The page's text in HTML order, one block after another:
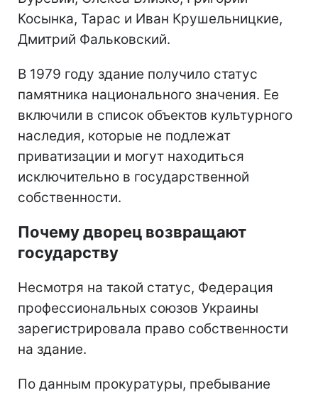
Косынка, Тарас и Иван Крушельницкие,
Дмитрий Фальковский.
В 1979 году здание получило статус
памятника национального значения. Ее
включили в список объектов культурного
наследия, которые не подлежат
приватизации и могут находиться
исключительно в государственной
собственности.
Почему дворец возвращают
государству
Несмотря на такой статус, Федерация
профессиональных союзов Украины
зарегистрировала право собственности
на здание.
По данным прокуратуры, пребывание